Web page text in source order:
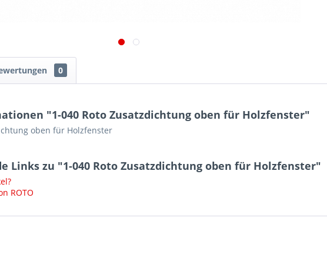
0
"1-040 Roto Zusatzdichtung oben für Holzfenster"
oben für Holzfenster
Links zu "1-040 Roto Zusatzdichtung oben für Holzfenster"
ROTO